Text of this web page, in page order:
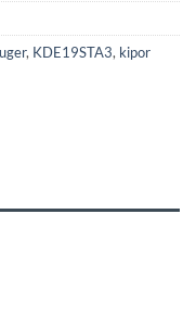
, KDE19STA3, kipor